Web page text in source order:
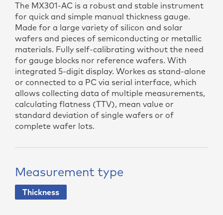
The MX301-AC is a robust and stable instrument
for quick and simple manual thickness gauge.
Made for a large variety of silicon and solar
wafers and pieces of semiconducting or metallic
materials. Fully self-calibrating without the need
for gauge blocks nor reference wafers. With
integrated 5-digit display. Workes as stand-alone
or connected to a PC via serial interface, which
allows collecting data of multiple measurements,
calculating flatness (TTV), mean value or
standard deviation of single wafers or of
complete wafer lots.
Measurement type
Thickness